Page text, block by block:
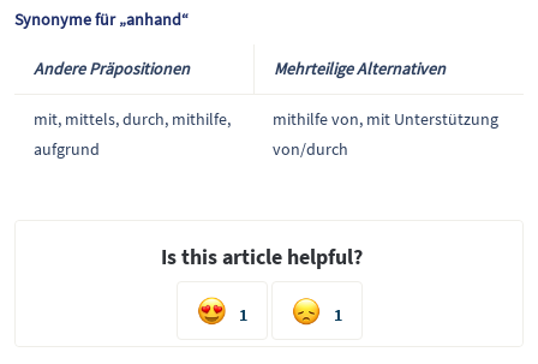
Synonyme für „anhand“
Andere Präpositionen Mehrteilige Alternativen
mit, mittels, durch, mithilfe,
aufgrund
mithilfe von, mit Unterstützung
von/durch
Is this article helpful?
1 1